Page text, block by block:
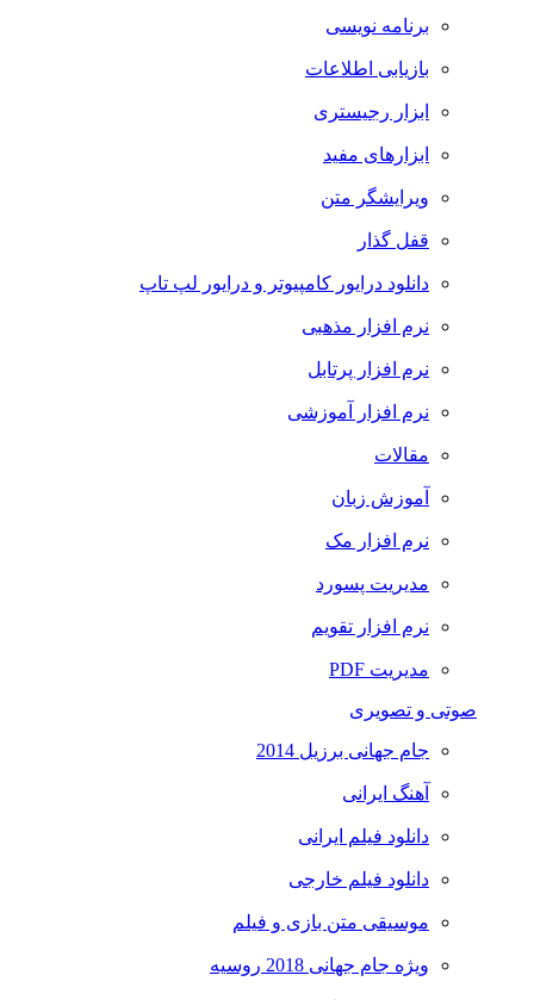
برنامه نویسی
بازیابی اطلاعات
ابزار رجیستری
ابزارهای مفید
ویرایشگر متن
قفل گذار
دانلود درایور کامپیوتر و درایور لپ تاپ
نرم افزار مذهبی
نرم افزار پرتابل
نرم افزار آموزشی
مقالات
آموزش زبان
نرم افزار مک
مدیریت پسورد
نرم افزار تقویم
مدیریت PDF
صوتی و تصویری
جام جهانی برزیل 2014
آهنگ ایرانی
دانلود فیلم ایرانی
دانلود فیلم خارجی
موسیقی متن بازی و فیلم
ویژه جام جهانی 2018 روسیه